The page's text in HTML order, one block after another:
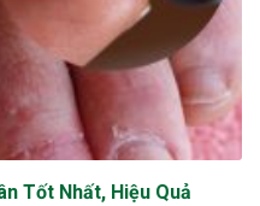
Tốt Nhất, Hiệu Quả